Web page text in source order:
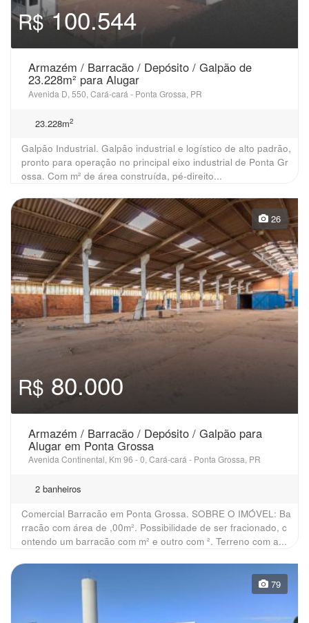
R$100.544
Armazém / Barracão / Depósito / Galpão de
23.228m² para Alugar
Avenida D, 550, Cará-cará - Ponta Grossa, PR
23.228m2
Galpão Industrial. Galpão industrial e logístico de alto padrão,
pronto para operação no principal eixo industrial de Ponta Gr
ossa. Com m² de área construída, pé-direito...
26
R$80.000
Armazém / Barracão / Depósito / Galpão para
Alugar em Ponta Grossa
Avenida Continental, Km 96 - 0, Cará-cará - Ponta Grossa, PR
2 banheiros
Comercial Barracão em Ponta Grossa. SOBRE O IMÓVEL: Ba
rracão com área de ,00m². Possibilidade de ser fracionado, c
ontendo um barracão com m² e outro com ². Terreno com a...
79